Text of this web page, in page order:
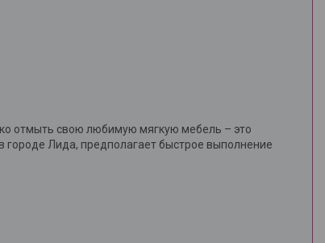
отмыть свою любимую мягкую мебель – это
городе Лида, предполагает быстрое выполнение